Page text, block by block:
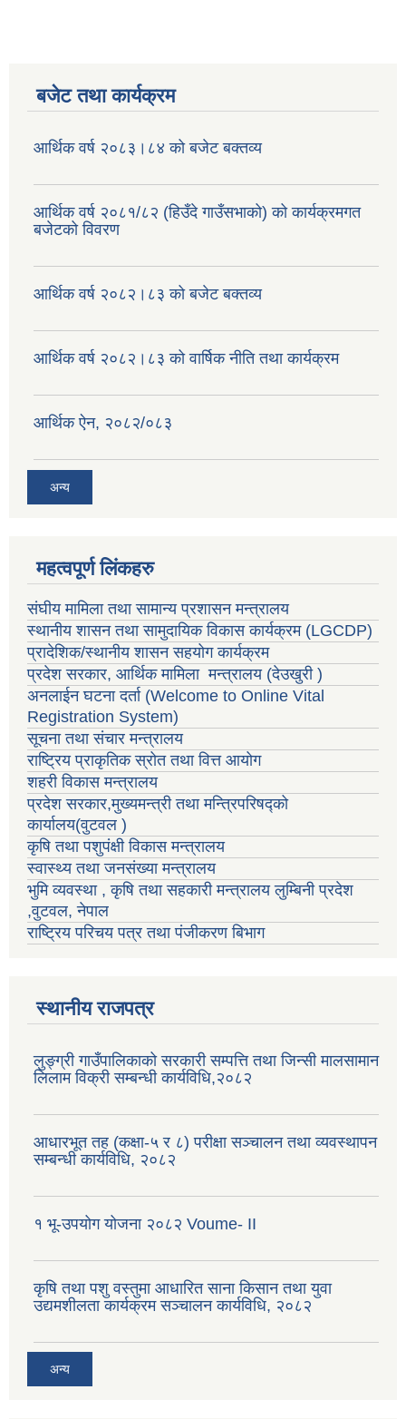
बजेट तथा कार्यक्रम
आर्थिक वर्ष २०८३।८४ को बजेट बक्तव्य
आर्थिक वर्ष २०८१/८२ (हिउँदे गाउँसभाको) को कार्यक्रमगत
बजेटको विवरण
आर्थिक वर्ष २०८२।८३ को बजेट बक्तव्य
आर्थिक वर्ष २०८२।८३ को वार्षिक नीति तथा कार्यक्रम
आर्थिक ऐन, २०८२/०८३
अन्य
महत्वपूर्ण लिंकहरु
संघीय मामिला तथा सामान्य प्रशासन मन्त्रालय
स्थानीय शासन तथा सामुदायिक विकास कार्यक्रम (LGCDP)
प्रादेशिक/स्थानीय शासन सहयोग कार्यक्रम
प्रदेश सरकार, आर्थिक मामिला मन्त्रालय (देउखुरी )
अनलाईन घटना दर्ता (Welcome to Online Vital
Registration System)
सूचना तथा संचार मन्त्रालय
राष्ट्रिय प्राकृतिक स्रोत तथा वित्त आयोग
शहरी विकास मन्त्रालय
प्रदेश सरकार,मुख्यमन्त्री तथा मन्त्रिपरिषद्को
कार्यालय(वुटवल )
कृषि तथा पशुपंक्षी विकास मन्त्रालय
स्वास्थ्य तथा जनसंख्या मन्त्रालय
भुमि व्यवस्था , कृषि तथा सहकारी मन्त्रालय लुम्बिनी प्रदेश
,वुटवल, नेपाल
राष्ट्रिय परिचय पत्र तथा पंजीकरण बिभाग
स्थानीय राजपत्र
लुङ्ग्री गाउँपालिकाको सरकारी सम्पत्ति तथा जिन्सी मालसामान
लिलाम विक्री सम्बन्धी कार्यविधि,२०८२
आधारभूत तह (कक्षा-५ र ८) परीक्षा सञ्चालन तथा व्यवस्थापन
सम्बन्धी कार्यविधि, २०८२
१ भू-उपयोग योजना २०८२ Voume- II
कृषि तथा पशु वस्तुमा आधारित साना किसान तथा युवा
उद्यमशीलता कार्यक्रम सञ्चालन कार्यविधि, २०८२
अन्य